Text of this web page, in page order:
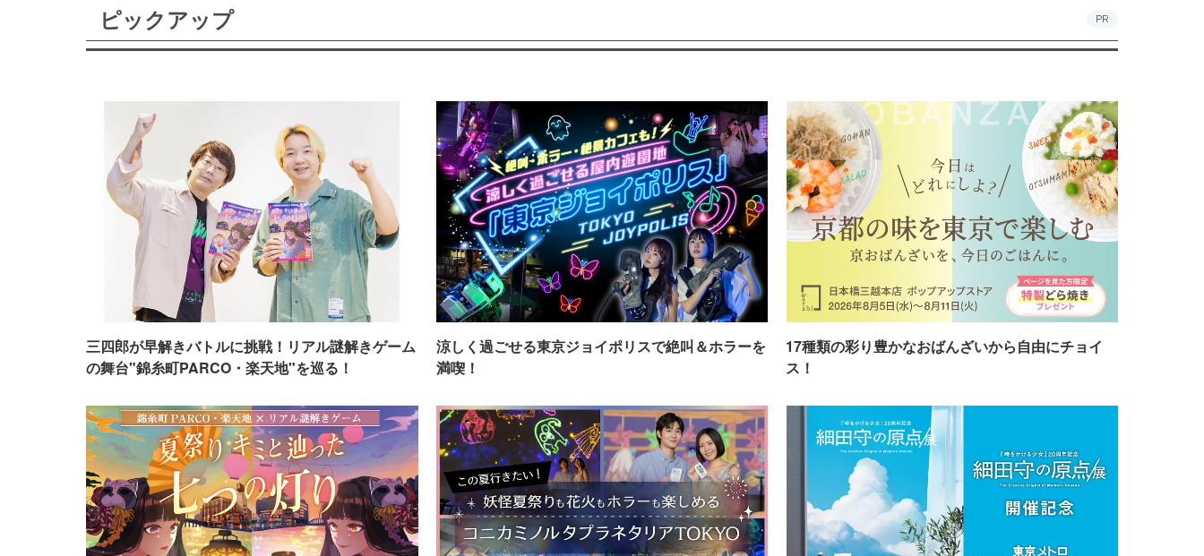
ピックアップ PR
三四郎が早解きバトルに挑戦！リアル謎解きゲーム
の舞台"錦糸町PARCO・楽天地"を巡る！
涼しく過ごせる東京ジョイポリスで絶叫＆ホラーを
満喫！
17種類の彩り豊かなおばんざいから自由にチョイ
ス！